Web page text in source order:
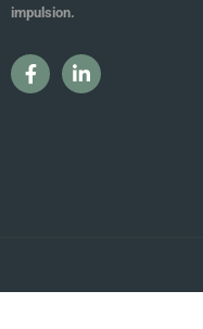
impulsion.